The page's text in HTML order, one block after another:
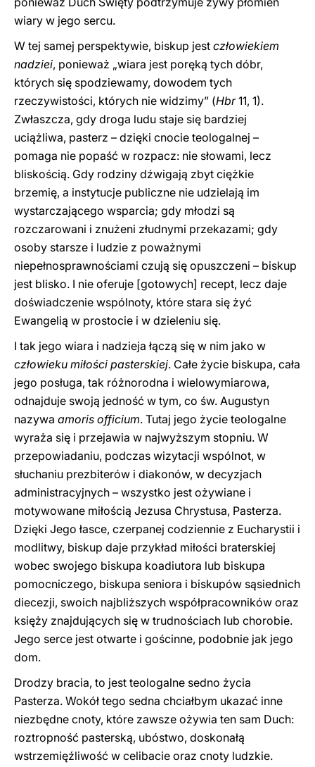
wiary w jego sercu.
W tej samej perspektywie, biskup jest człowiekiem
nadziei, ponieważ „wiara jest poręką tych dóbr,
których się spodziewamy, dowodem tych
rzeczywistości, których nie widzimy” (Hbr11, 1).
Zwłaszcza, gdy droga ludu staje się bardziej
uciążliwa, pasterz – dzięki cnocie teologalnej –
pomaga nie popaść w rozpacz: nie słowami, lecz
bliskością. Gdy rodziny dźwigają zbyt ciężkie
brzemię, a instytucje publiczne nie udzielają im
wystarczającego wsparcia; gdy młodzi są
rozczarowani i znużeni złudnymi przekazami; gdy
osoby starsze i ludzie z poważnymi
niepełnosprawnościami czują się opuszczeni – biskup
jest blisko. I nie oferuje [gotowych] recept, lecz daje
doświadczenie wspólnoty, które stara się żyć
Ewangelią w prostocie i w dzieleniu się.
I tak jego wiara i nadzieja łączą się w nim jako w
człowieku miłości pasterskiej. Całe życie biskupa, cała
jego posługa, tak różnorodna i wielowymiarowa,
odnajduje swoją jedność w tym, co św. Augustyn
nazywa amoris officium. Tutaj jego życie teologalne
wyraża się i przejawia w najwyższym stopniu. W
przepowiadaniu, podczas wizytacji wspólnot, w
słuchaniu prezbiterów i diakonów, w decyzjach
administracyjnych – wszystko jest ożywiane i
motywowane miłością Jezusa Chrystusa, Pasterza.
Dzięki Jego łasce, czerpanej codziennie z Eucharystii i
modlitwy, biskup daje przykład miłości braterskiej
wobec swojego biskupa koadiutora lub biskupa
pomocniczego, biskupa seniora i biskupów sąsiednich
diecezji, swoich najbliższych współpracowników oraz
księży znajdujących się w trudnościach lub chorobie.
Jego serce jest otwarte i gościnne, podobnie jak jego
dom.
Drodzy bracia, to jest teologalne sedno życia
Pasterza. Wokół tego sedna chciałbym ukazać inne
niezbędne cnoty, które zawsze ożywia ten sam Duch:
roztropność pasterską, ubóstwo, doskonałą
wstrzemięźliwość w celibacie oraz cnoty ludzkie.